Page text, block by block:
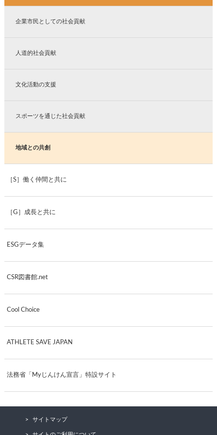
企業市民としての社会貢献
人道的社会貢献
文化活動の支援
スポーツを通じた社会貢献
地域との共創
［S］働く仲間と共に
［G］成長と共に
ESGデータ集
CSR図書館.net
Cool Choice
ATHLETE SAVE JAPAN
法務省「Myじんけん宣言」特設サイト
サイトマップ